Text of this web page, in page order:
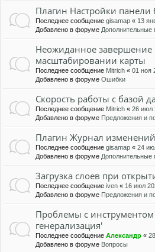
Плагин Настройки панели
Последнее сообщение gisamap « 13
Добавлено в форуме Дополнительные
Неожиданное
масштабировании карты
Последнее сообщение Mitrich « 01 ноя
Добавлено в форуме Ошибки
Скорость работы с базой
Последнее сообщение Mitrich « 26 июл
Добавлено в форуме Предложения и
Плагин Журнал
Последнее сообщение gisamap « 24
Добавлено в форуме Дополнительные
Загрузка слоев при
Последнее сообщение iven « 16 июл
Добавлено в форуме Предложения и
Проблемы с
генерализация'
Последнее сообщение Александр «
Добавлено в форуме Вопросы